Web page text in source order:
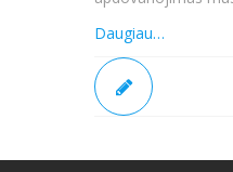
Daugiau…